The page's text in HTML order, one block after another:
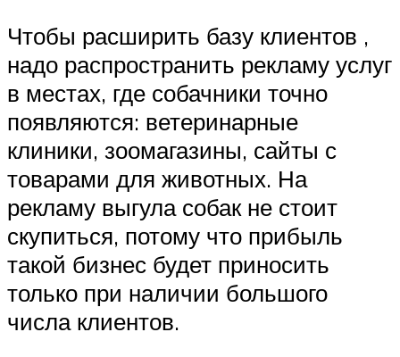
Чтобы расширить базу клиентов ,
надо распространить рекламу услуг
в местах, где собачники точно
появляются: ветеринарные
клиники, зоомагазины, сайты с
товарами для животных. На
рекламу выгула собак не стоит
скупиться, потому что прибыль
такой бизнес будет приносить
только при наличии большого
числа клиентов.